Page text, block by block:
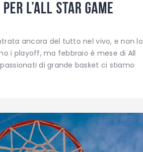
l’All Star Game
ancora del tutto nel vivo, e non lo
i playoff, ma febbraio è mese di All
di grande basket ci stiamo